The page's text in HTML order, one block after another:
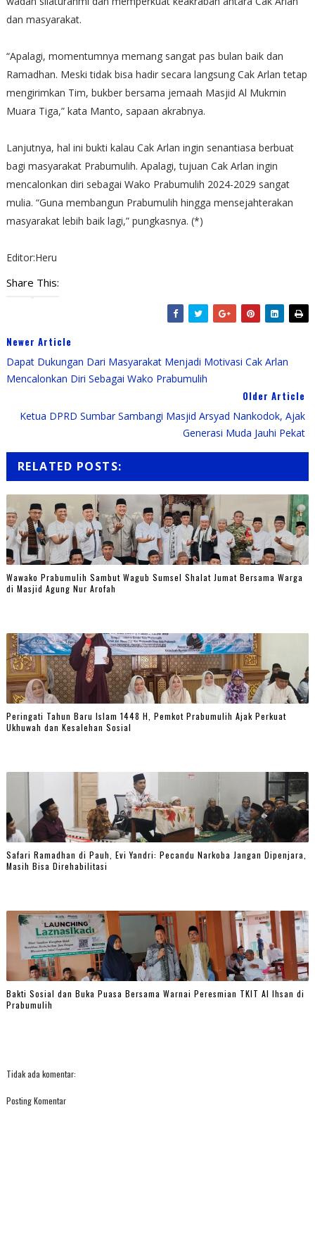
dan masyarakat.
“Apalagi, momentumnya memang sangat pas bulan baik dan
Ramadhan. Meski tidak bisa hadir secara langsung Cak Arlan tetap
mengirimkan Tim, bukber bersama jemaah Masjid Al Mukmin
Muara Tiga,” kata Manto, sapaan akrabnya.
Lanjutnya, hal ini bukti kalau Cak Arlan ingin senantiasa berbuat
bagi masyarakat Prabumulih. Apalagi, tujuan Cak Arlan ingin
mencalonkan diri sebagai Wako Prabumulih 2024-2029 sangat
mulia. “Guna membangun Prabumulih hingga mensejahterakan
masyarakat lebih baik lagi,” pungkasnya. (*)
Editor:Heru
Share This:
Newer Article
Dapat Dukungan Dari Masyarakat Menjadi Motivasi Cak Arlan
Mencalonkan Diri Sebagai Wako Prabumulih
Older Article
Ketua DPRD Sumbar Sambangi Masjid Arsyad Nankodok, Ajak
Generasi Muda Jauhi Pekat
RELATED POSTS:
Wawako Prabumulih Sambut Wagub Sumsel Shalat Jumat Bersama Warga
di Masjid Agung Nur Arofah
Peringati Tahun Baru Islam 1448 H, Pemkot Prabumulih Ajak Perkuat
Ukhuwah dan Kesalehan Sosial
Safari Ramadhan di Pauh, Evi Yandri: Pecandu Narkoba Jangan Dipenjara,
Masih Bisa Direhabilitasi
Bakti Sosial dan Buka Puasa Bersama Warnai Peresmian TKIT Al Ihsan di
Prabumulih
Tidak ada komentar:
Posting Komentar